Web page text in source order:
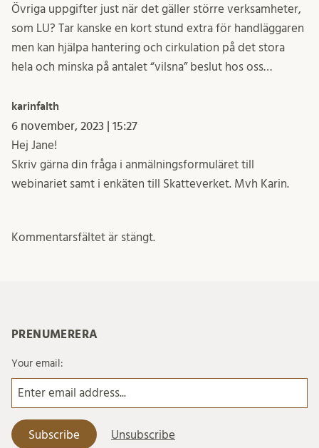
Övriga uppgifter just när det gäller större verksamheter,
som LU? Tar kanske en kort stund extra för handläggaren
men kan hjälpa hantering och cirkulation på det stora
hela och minska på antalet “vilsna” beslut hos oss…
karinfalth
6 november, 2023 | 15:27
Hej Jane!
Skriv gärna din fråga i anmälningsformuläret till
webinariet samt i enkäten till Skatteverket. Mvh Karin.
Kommentarsfältet är stängt.
PRENUMERERA
Your email: